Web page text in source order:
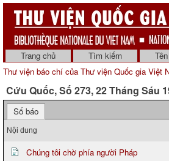
Trang chủ Tìm kiếm
Thư viện báo chí của Thư viện Quốc gia Việt
Cứu Quốc, Số 273, 22 Tháng Sáu
Số báo
Nội dung
Chúng tôi chờ phía người Pháp